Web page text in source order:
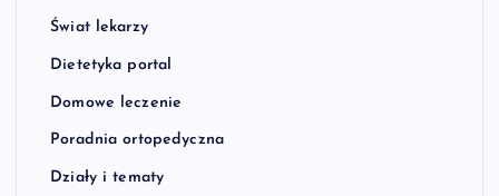
Świat lekarzy
Dietetyka portal
Domowe leczenie
Poradnia ortopedyczna
Działy i tematy